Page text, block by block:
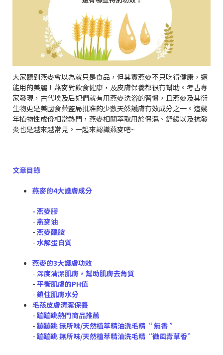
大家聽到燕麥會以為就只是食品，但其實燕麥不只吃得健康，還
能用的美麗！燕麥對飲食健康，及皮膚保養都很有幫助。考古專
家發現，古代埃及后妃們就有用燕麥洗浴的習慣，且燕麥及其衍
生物更是美國食藥監局批准的少數天然護膚有效成分之一。這幾
年植物性成份相當熱門，燕麥相關萃取用於保濕、舒緩以及抗發
炎也是越來越常見。一起來認識燕麥吧~
文章目錄
燕麥的4大護膚成分
- 燕麥膠
- 燕麥油
- 燕麥醯胺
- 水解蛋白質
燕麥的3大護膚功效
- 深度清潔肌膚，幫助肌膚去角質
- 平衡肌膚的PH值
- 鎖住肌膚水分
毛孩皮膚清潔保養
- 蹦蹦跳熱門商品推薦
- 蹦蹦跳 無所味/天然植萃精油洗毛精“ 無香 ”
- 蹦蹦跳 無所味/天然植萃精油洗毛精“微風青草香”